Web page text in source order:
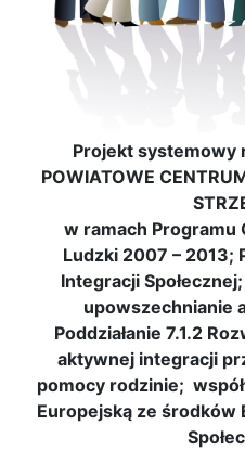
Projekt systemowy
POWIATOWE
w ramach Programu
Ludzki 2007 – 2013;
Integracji
upowszechnianie
Poddziałanie 7.1.2
aktywnej integracji
pomocy rodzinie;
Europejską ze środków